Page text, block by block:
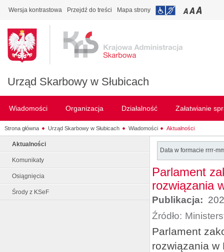
Wersja kontrastowa Przejdź do treści Mapa strony
Urząd Skarbowy w Słubicach
Wiadomości Organizacja Działalność Załatwianie
Strona główna Urząd Skarbowy w Słubicach Wiadomości Aktualności
Aktualności
Komunikaty
Osiągnięcia
Środy z KSeF
Data w formacie rrrr-
Parlament
rozwiązania
Publikacja:
Źródło:
Parlament
rozwiązania w